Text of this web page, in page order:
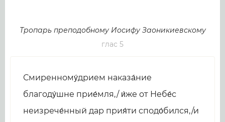
Тропарь преподобному Иосифу Заоникиевскому
глас 5
Смиренному́дрием наказа́ние
благоду́шне прие́мля,/ и́же от Небе́с
неизрече́нный дар прия́ти сподо́бился,/и